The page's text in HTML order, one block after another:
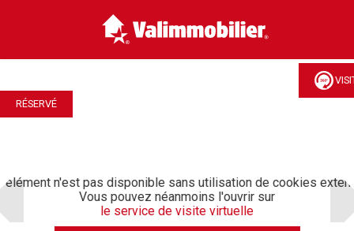
élément n'est pas disponible sans utilisation de cookies
Vous pouvez néanmoins l'ouvrir sur
le service de visite virtuelle
RÉSERVÉ